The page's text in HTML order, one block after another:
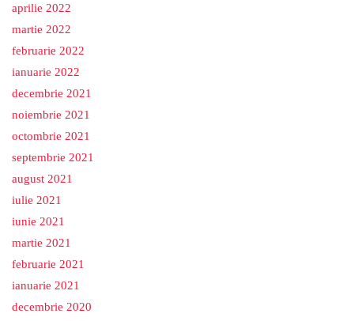
aprilie 2022
martie 2022
februarie 2022
ianuarie 2022
decembrie 2021
noiembrie 2021
octombrie 2021
septembrie 2021
august 2021
iulie 2021
iunie 2021
martie 2021
februarie 2021
ianuarie 2021
decembrie 2020